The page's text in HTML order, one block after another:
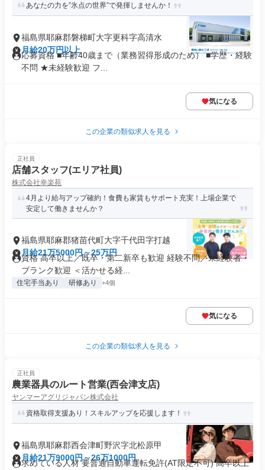
あなたの力を”氷点の世界”で発揮しませんか！
福島県耶麻郡磐梯町大字更科字高清水
月給20万円以上
応募資格 ■年齢40歳まで（業務習得形成のため） ■学歴・経験
不問 ★未経験歓迎 フ...
気になる
この企業の類似求人を見る
正社員
店舗スタッフ(エリア社員)
株式会社幸楽苑
4月より給与アップ確約！食費も家賃もサポート充実！上場企業で
安定して働きませんか？
福島県耶麻郡猪苗代町大字千代田字打越
月給21万5000円～25万円
資格 高卒以上／既卒・第二新卒も歓迎 経験不問／未経験者・
ブランク歓迎 ＜活かせる経...
住宅手当あり 研修あり +4個
気になる
この企業の類似求人を見る
正社員
農業器具のルート営業(西会津支店)
ヤンマーアグリジャパン株式会社
資格取得支援あり！スキルアップを応援します！
福島県耶麻郡西会津町野沢字北松原甲
月給21万9000円～26万1000円
求めている人材 要普通自動車運転免許(AT限定不可) 高卒以上